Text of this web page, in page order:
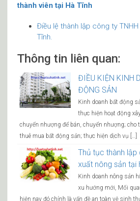
thành viên tại Hà Tĩnh
Điều lệ thành lập công ty
Tĩnh.
Thông tin liên quan:
ĐIỀU KIỆN KINH
ĐỘNG SẢN
Kinh doanh bất động
thực hiện hoạt động
chuyển nhượng để bán, chuyển nhượng; cho
thuê mua bất động sản; thực hiện dịch vụ […]
Thủ tục thành lập
xuất nông sản tại
Kinh doanh nông sản
xu hướng mới, Mối
hiện nay đó chính là vấn đề an toàn vệ sinh